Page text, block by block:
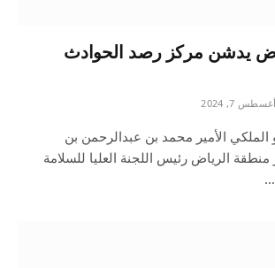
يدشن مركز رصد الحوادث
أغسطس 7, 2024
الأمير محمد بن عبدالرحمن بن
منطقة الرياض رئيس اللجنة العليا للسلامة